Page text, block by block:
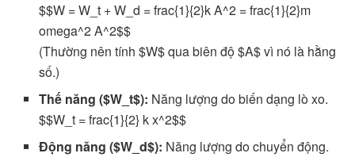
$$W = W_t + W_d = frac{1}{2}k A^2 = frac{1}{2}m
omega^2 A^2$$
(Thường nên tính $W$ qua biên độ $A$ vì nó là hằng
số.)
Thế năng ($W_t$): Năng lượng do biến dạng lò xo.
$$W_t = frac{1}{2} k x^2$$
Động năng ($W_d$): Năng lượng do chuyển động.